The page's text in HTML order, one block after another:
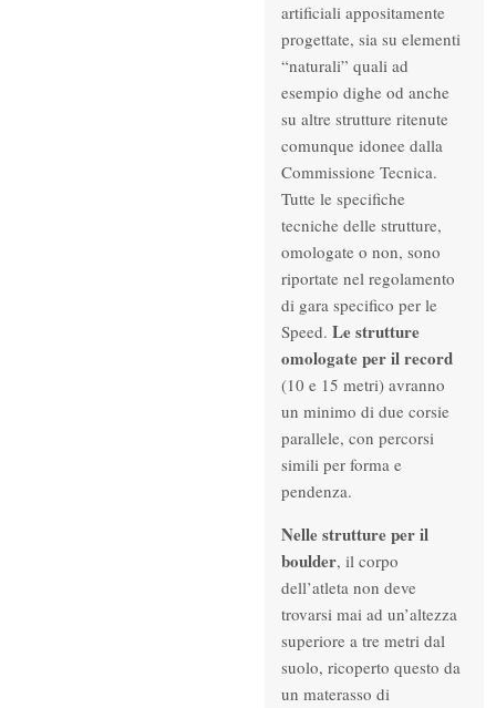
artificiali appositamente
progettate, sia su elementi
“naturali” quali ad
esempio dighe od anche
su altre strutture ritenute
comunque idonee dalla
Commissione Tecnica.
Tutte le specifiche
tecniche delle strutture,
omologate o non, sono
riportate nel regolamento
di gara specifico per le
Speed. Le strutture
omologate per il record
(10 e 15 metri) avranno
un minimo di due corsie
parallele, con percorsi
simili per forma e
pendenza.
Nelle strutture per il
boulder, il corpo
dell’atleta non deve
trovarsi mai ad un’altezza
superiore a tre metri dal
suolo, ricoperto questo da
un materasso di